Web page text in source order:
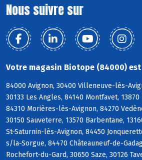
Nous suivre sur
Votre magasin Biotope (84000)
84000 Avignon, 30400 Villeneuve-lès-
30133 Les Angles, 84140 Montfavet, 13870
84310 Morières-lès-Avignon, 84270
30150 Sauveterre, 13570 Barbentane,
St-Saturnin-lès-Avignon, 84450
s/la-Sorgue, 84470 Châteauneuf-de-
Rochefort-du-Gard, 30650 Saze, 30126